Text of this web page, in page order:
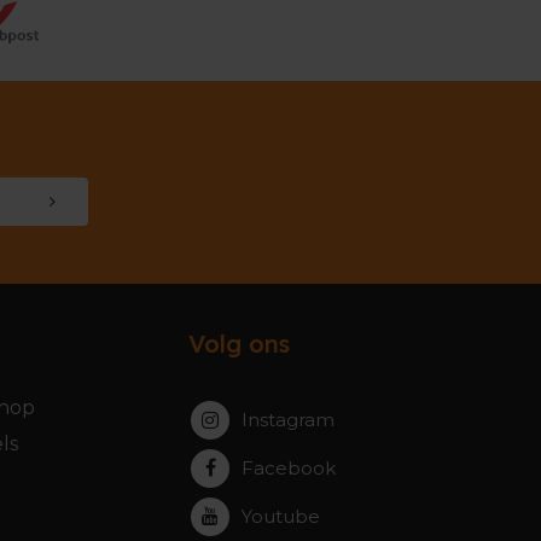
Volg ons
Instagram
Facebook
Youtube